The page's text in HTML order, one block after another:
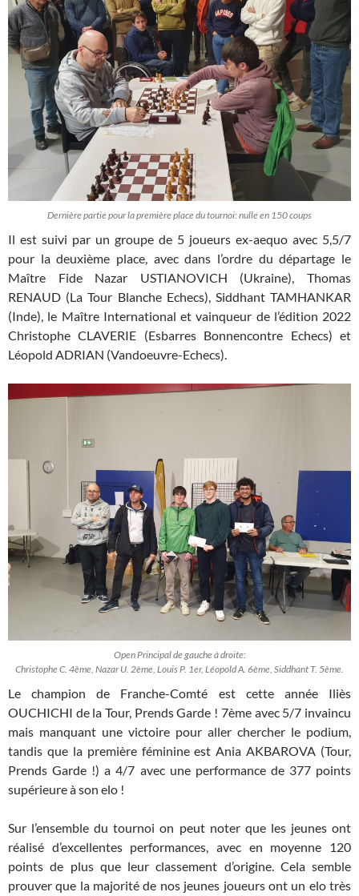
Dernière partie pour la première place du tournoi: nulle en 150 coups
Il est suivi par un groupe de 5 joueurs ex-aequo avec 5,5/7
pour la deuxième place, avec dans l’ordre du départage le
Maître Fide Nazar USTIANOVICH (Ukraine), Thomas
RENAUD (La Tour Blanche Echecs), Siddhant TAMHANKAR
(Inde), le Maître International et vainqueur de l’édition 2022
Christophe CLAVERIE (Esbarres Bonnencontre Echecs) et
Léopold ADRIAN (Vandoeuvre-Echecs).
Open Principal de gauche à droite:
Christophe C. 4ème, Nazar U. 2ème, Louis P. 1er, Léopold A. 6ème, Siddhant T. 5ème.
Le champion de Franche-Comté est cette année Iliès
OUCHICHI de la Tour, Prends Garde ! 7ème avec 5/7 invaincu
mais manquant une victoire pour aller chercher le podium,
tandis que la première féminine est Ania AKBAROVA (Tour,
Prends Garde !) a 4/7 avec une performance de 377 points
supérieure à son elo !
Sur l’ensemble du tournoi on peut noter que les jeunes ont
réalisé d’excellentes performances, avec en moyenne 120
points de plus que leur classement d’origine. Cela semble
prouver que la majorité de nos jeunes joueurs ont un elo très